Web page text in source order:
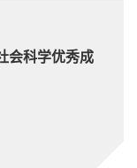
会科学优秀成